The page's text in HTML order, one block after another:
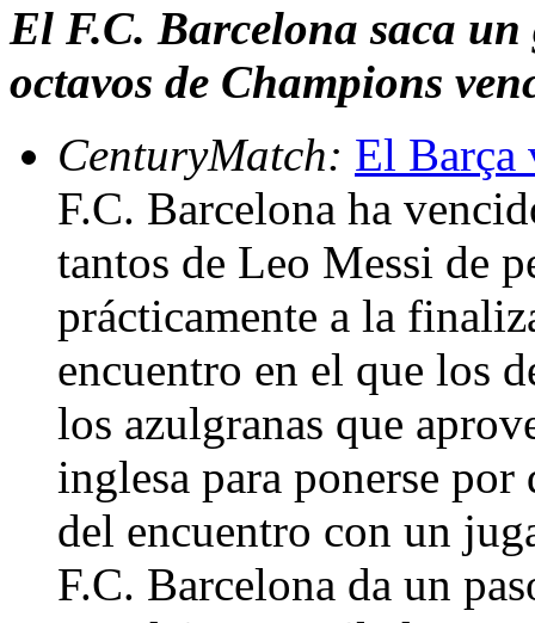
El F.C. Barcelona saca
octavos de Champions
CenturyMatch: El Barça
F.C. Barcelona ha
tantos de Leo Messi de
prácticamente a la
encuentro en el que los
los azulgranas que
inglesa para ponerse
del encuentro con un
F.C. Barcelona da un